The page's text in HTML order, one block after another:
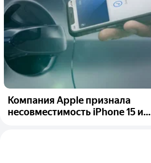
Компания Apple признала
несовместимость iPhone 15 и...